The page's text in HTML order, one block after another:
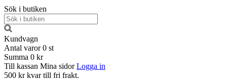
Sök i butiken
Kundvagn
Antal varor 0 st
Summa 0 kr
Till kassan Mina sidor Logga in
500 kr kvar till fri frakt.